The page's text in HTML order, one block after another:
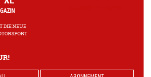
DIE NEUE